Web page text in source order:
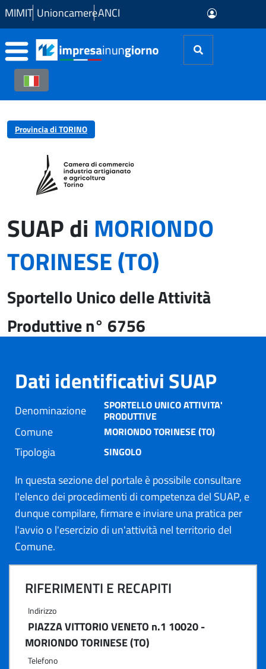
Skip to Main Content
MIMIT UnioncamereANCI
Provincia di TORINO
SUAP di MORIONDO
TORINESE (TO)
Sportello Unico delle Attività
Produttive n° 6756
Dati identificativi SUAP
Denominazione SPORTELLO UNICO ATTIVITA'
PRODUTTIVE
Comune MORIONDO TORINESE (TO)
Tipologia SINGOLO
In questa sezione del portale è possibile consultare
l'elenco dei procedimenti di competenza del SUAP, e
dunque compilare, firmare e inviare una pratica per
l'avvio o l'esercizio di un'attività nel territorio del
Comune.
RIFERIMENTI E RECAPITI
Indirizzo
PIAZZA VITTORIO VENETO n.1 10020 -
MORIONDO TORINESE (TO)
Telefono